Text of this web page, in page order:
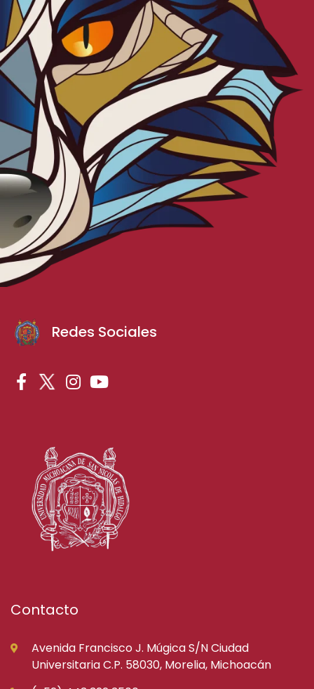
Redes Sociales
Contacto
Avenida Francisco J. Múgica S/N Ciudad
Universitaria C.P. 58030, Morelia, Michoacán